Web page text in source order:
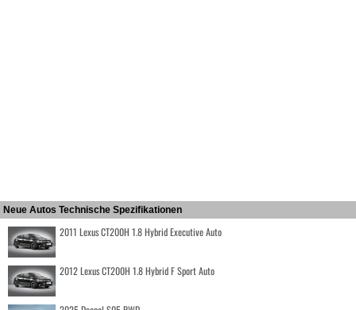
Neue Autos Technische Spezifikationen
2011 Lexus CT200H 1.8 Hybrid Executive Auto
2012 Lexus CT200H 1.8 Hybrid F Sport Auto